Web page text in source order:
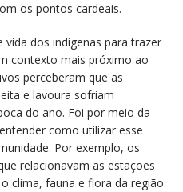
os pontos cardeais.
dos indígenas para trazer
contexto mais próximo ao
perceberam que as
e lavoura sofriam
do ano. Foi por meio da
como utilizar esse
Por exemplo, os
relacionavam as estações
clima, fauna e flora da região